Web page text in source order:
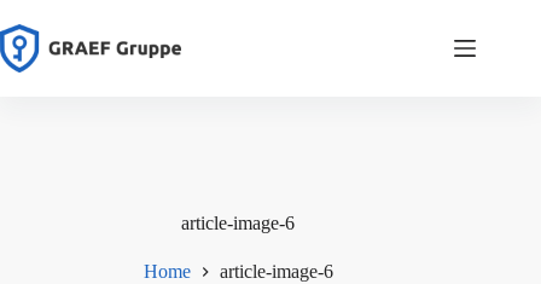
Inhalt
springen
article-image-6
Home article-image-6